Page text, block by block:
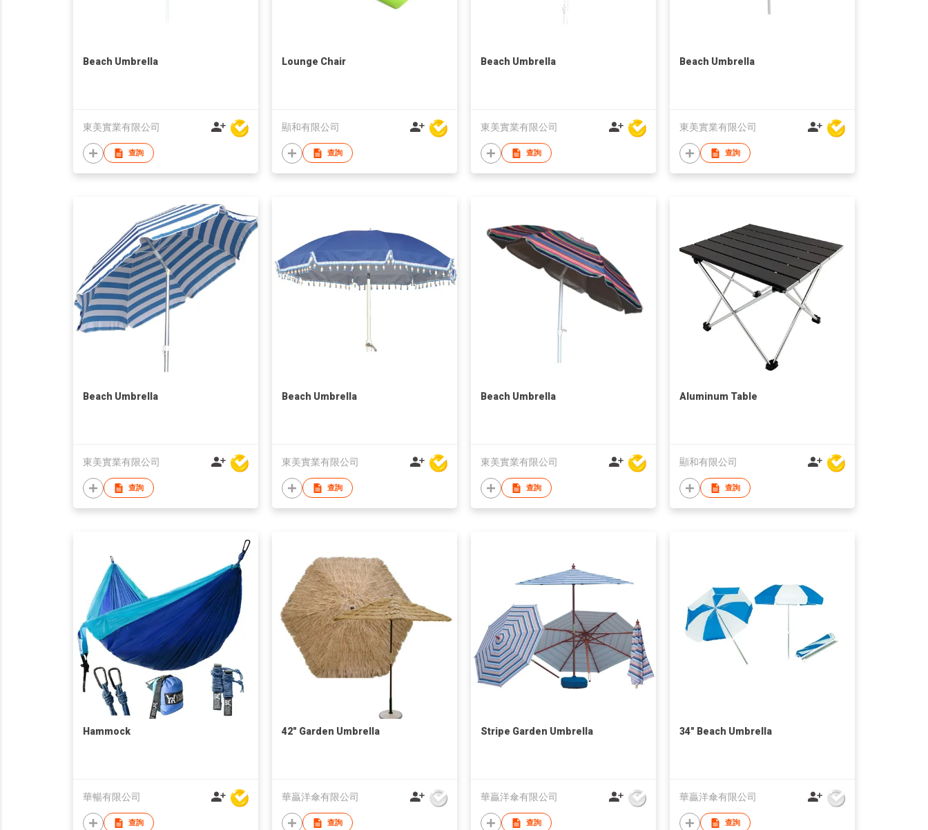
Beach Umbrella
東美實業有限公司
查詢
Lounge Chair
顯和有限公司
查詢
Beach Umbrella
東美實業有限公司
查詢
Beach Umbrella
東美實業有限公司
查詢
Beach Umbrella
東美實業有限公司
查詢
Beach Umbrella
東美實業有限公司
查詢
Beach Umbrella
東美實業有限公司
查詢
Aluminum Table
顯和有限公司
查詢
Hammock
華暢有限公司
查詢
42" Garden Umbrella
華贏洋傘有限公司
查詢
Stripe Garden Umbrella
華贏洋傘有限公司
查詢
34" Beach Umbrella
華贏洋傘有限公司
查詢